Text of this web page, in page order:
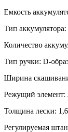
Емкость
Тип
Количество
Тип ручки: D-
Ширина
Режущий элемент:
Толщина лески:
Регулируемая